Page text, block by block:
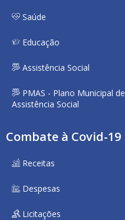
Saúde
Educação
Assistência Social
PMAS - Plano Municipal de
Assistência Social
Combate à Covid-19
Receitas
Despesas
Licitações